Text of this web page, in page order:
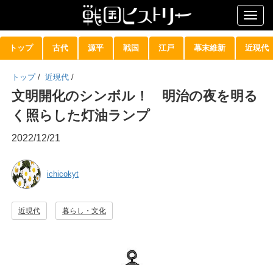
トップ 古代 源平 戦国 江戸 幕末維新 近現代
トップ / 近現代 /
文明開化のシンボル！ 明治の夜を明る
く照らした灯油ランプ
2022/12/21
ichicokyt
近現代 暮らし・文化